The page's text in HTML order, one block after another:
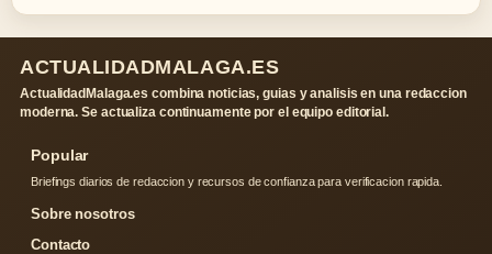
ACTUALIDADMALAGA.ES
ActualidadMalaga.es combina noticias, guias y analisis en una redaccion
moderna. Se actualiza continuamente por el equipo editorial.
Popular
Briefings diarios de redaccion y recursos de confianza para verificacion rapida.
Sobre nosotros
Contacto